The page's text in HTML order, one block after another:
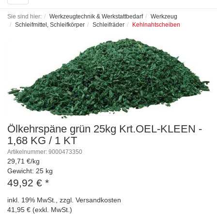
navigation
Sie sind hier: Werkzeugtechnik & Werkstattbedarf
Werkzeug
Schleifmittel, Schleifkörper
Schleifräder Kehlnahtscheiben
Ölkehrspäne grün 25kg Krt.OEL-KLEEN -
1,68 KG / 1 KT
Artikelnummer: 9000473350
29,71 €/kg
Gewicht: 25 kg
49,92 € *
inkl. 19% MwSt., zzgl. Versandkosten
41,95 € (exkl. MwSt.)